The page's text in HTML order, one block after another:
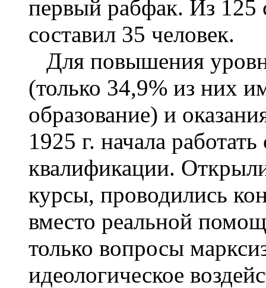
первый рабфак. Из 125
составил 35 человек.
Для повышения
(только 34,9% из них
образование) и
1925 г. начала
квалификации.
курсы, проводились
вместо реальной
только вопросы
идеологическое